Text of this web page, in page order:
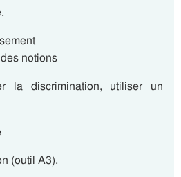
notions
la discrimination, utiliser un
(outil A3).